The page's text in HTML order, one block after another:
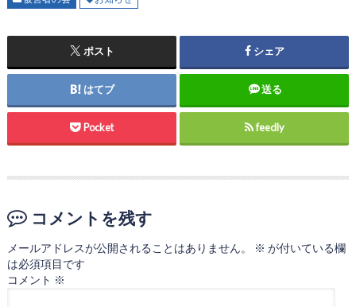
ポスト シェア
はてブ 送る
Pocket feedly
コメントを残す
メールアドレスが公開されることはありません。 ※ が付いている欄
は必須項目です
コメント ※